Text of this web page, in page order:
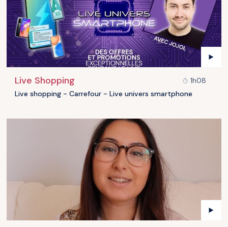
Live Shopping
1h08
Live shopping - Carrefour - Live univers smartphone